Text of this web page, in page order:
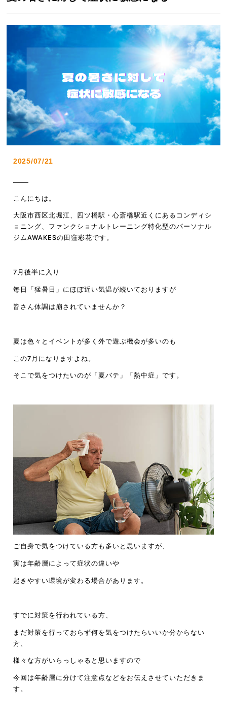
2025/07/21
こんにちは。
大阪市西区北堀江、四ツ橋駅・心斎橋駅近くにあるコンディシ
ョニング、ファンクショナルトレーニング特化型のパーソナル
ジムAWAKESの田窪彩花です。
7月後半に入り
毎日「猛暑日」にほぼ近い気温が続いておりますが
皆さん体調は崩されていませんか？
夏は色々とイベントが多く外で遊ぶ機会が多いのも
この7月になりますよね。
そこで気をつけたいのが「夏バテ」「熱中症」です。
ご自身で気をつけている方も多いと思いますが、
実は年齢層によって症状の違いや
起きやすい環境が変わる場合があります。
すでに対策を行われている方、
まだ対策を行っておらず何を気をつけたらいいか分からない
方、
様々な方がいらっしゃると思いますので
今回は年齢層に分けて注意点などをお伝えさせていただきま
す。